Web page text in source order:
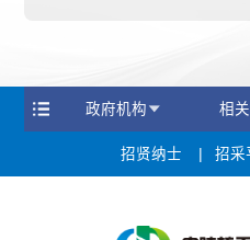
政府机构 相
招贤纳士 招采